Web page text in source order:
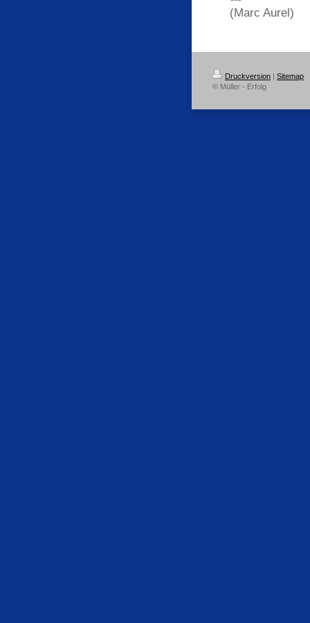
(Marc Aurel)
Druckversion | Sitemap
© Müller - Erfolg